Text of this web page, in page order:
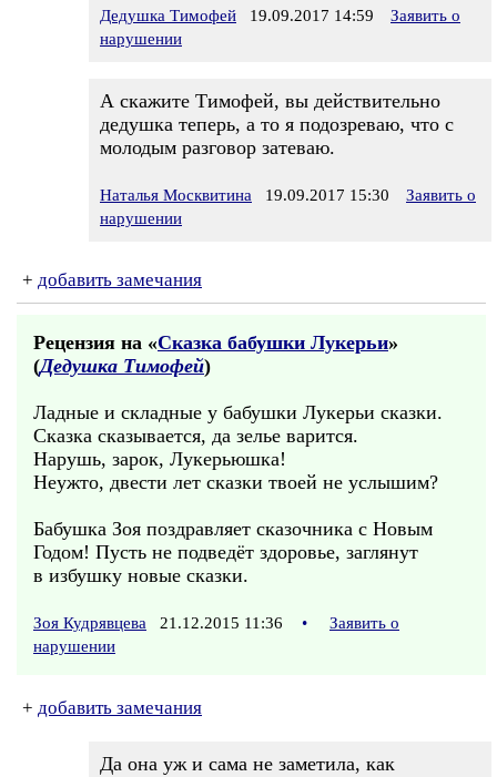
Дедушка Тимофей 19.09.2017 14:59
Заявить о
нарушении
А скажите Тимофей, вы действительно
дедушка теперь, а то я подозреваю, что с
молодым разговор затеваю.
Наталья Москвитина 19.09.2017 15:30
Заявить о
нарушении
+ добавить замечания
Рецензия на «Сказка бабушки Лукерьи»
(Дедушка Тимофей)
Ладные и складные у бабушки Лукерьи сказки.
Сказка сказывается, да зелье варится.
Нарушь, зарок, Лукерьюшка!
Неужто, двести лет сказки твоей не услышим?
Бабушка Зоя поздравляет сказочника с Новым
Годом! Пусть не подведёт здоровье, заглянут
в избушку новые сказки.
Зоя Кудрявцева 21.12.2015 11:36 •
Заявить о
нарушении
+ добавить замечания
Да она уж и сама не заметила, как